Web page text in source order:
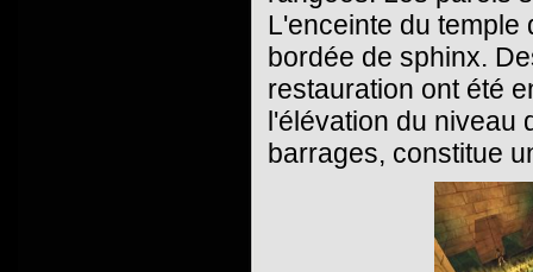
L'enceinte du temple
bordée de sphinx.
restauration ont été
l'élévation du niveau
barrages, constitue